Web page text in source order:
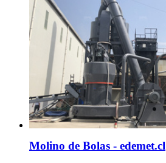
Molino de Bolas - edemet.cl